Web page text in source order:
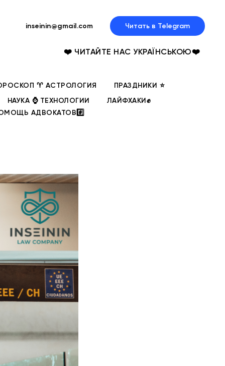
inseinin@gmail.com Читать в Telegram
❤️ ЧИТАЙТЕ НАС УКРАЇНСЬКОЮ❤️
♈ АСТРОЛОГИЯ
ПРАЗДНИКИ ⭐
НАУКА ⌚ ТЕХНОЛОГИИ
ЛАЙФХАКИ✊
АДВОКАТОВ#️⃣